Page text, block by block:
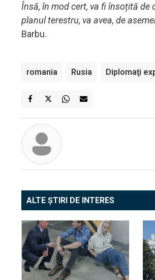
Însă, în mod cert, va fi însoțită de
planul terestru, va avea, de
Barbu.
romania Rusia Diplomaţi
ALTE ȘTIRI DE INTERES